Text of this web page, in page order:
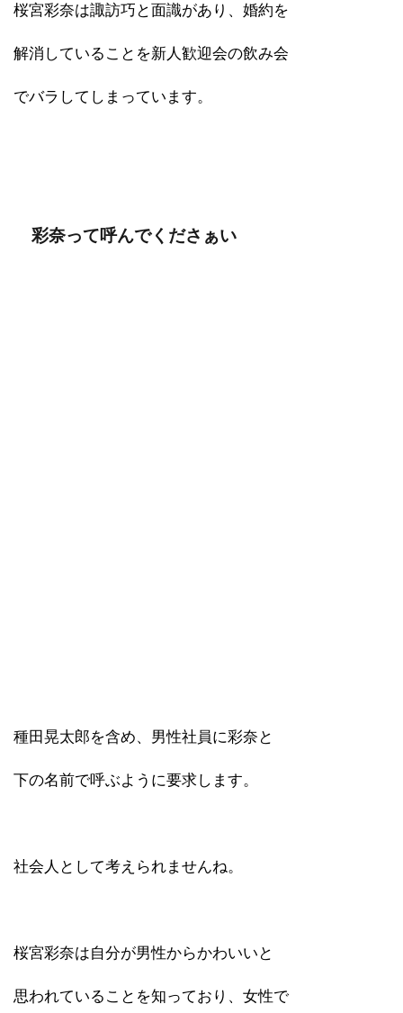
桜宮彩奈は諏訪巧と面識があり、婚約を
解消していることを新人歓迎会の飲み会
でバラしてしまっています。
彩奈って呼んでくださぁい
種田晃太郎を含め、男性社員に彩奈と
下の名前で呼ぶように要求します。
社会人として考えられませんね。
桜宮彩奈は自分が男性からかわいいと
思われていることを知っており、女性で